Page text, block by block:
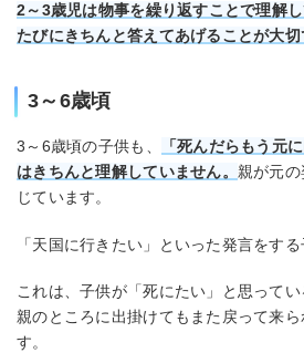
2～3歳児は物事を繰り返すことで理解
たびにきちんと答えてあげることが大切
3～6歳頃
3～6歳頃の子供も、
「死んだらもう元
はきちんと理解していません。 親が元
じています。
「天国に行きたい」といった発言をす
これは、子供が「死にたい」と思って
親のところに出掛けてもまた戻って来
す。